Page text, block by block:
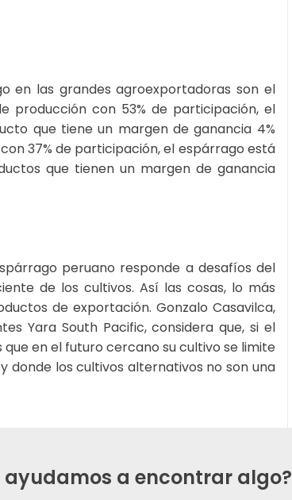
en las grandes agroexportadoras son el
producción con 53% de participación, el
que tiene un margen de ganancia 4%
37% de participación, el espárrago está
que tienen un margen de ganancia
peruano responde a desafíos del
de los cultivos. Así las cosas, lo más
de exportación. Gonzalo Casavilca,
Yara South Pacific, considera que, si el
en el futuro cercano su cultivo se limite
donde los cultivos alternativos no son una
ayudamos a encontrar algo?